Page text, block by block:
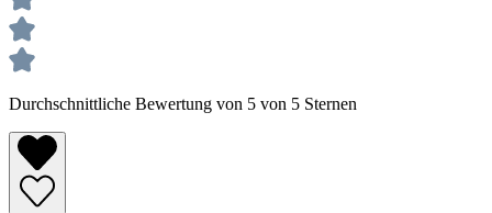
Durchschnittliche Bewertung von 5 von 5 Sternen